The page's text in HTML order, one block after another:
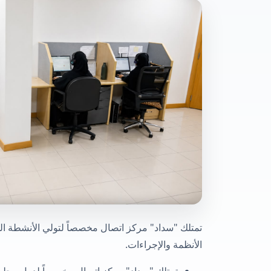
تمتلك "سداد" مركز اتصال مخصصاً لتولي الأنشطة
الأنظمة والإجراءات.